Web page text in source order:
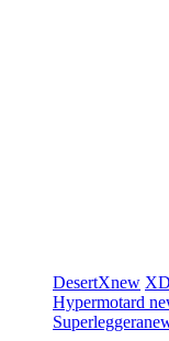
DesertXnew
Hypermotard
Superleggera